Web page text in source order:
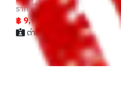
ราคา
฿ 9,900,000
ต่าย / 083xxxxx97